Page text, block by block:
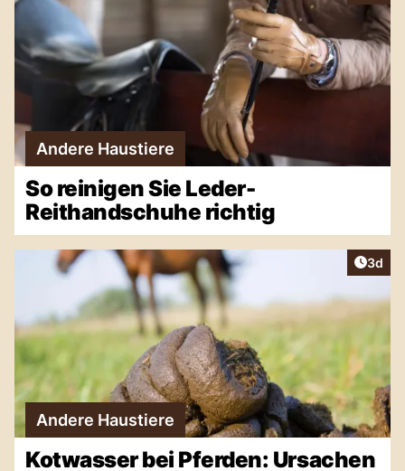
Andere Haustiere
So reinigen Sie Leder-
Reithandschuhe richtig
3d
Andere Haustiere
Kotwasser bei Pferden: Ursachen